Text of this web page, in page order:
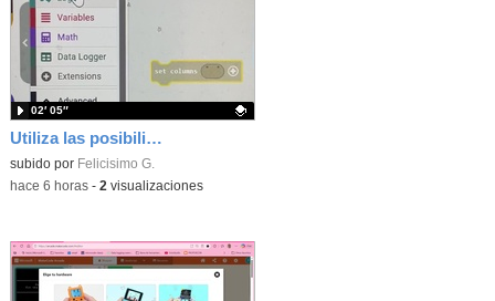
Utiliza las posibilidades de tu microbit programando com MakeCode para medir temperatura y nivel de luz con Datalogger
Contenido educativo.
subido por Felicisimo G.
02′ 05″
-hace 6 horas- 2 visualizaciones